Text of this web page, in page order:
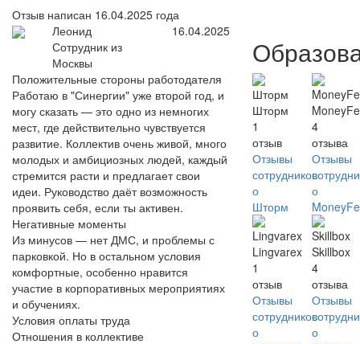
Отзыв написан 16.04.2025 года
Леонид
Сотрудник из
Москвы
16.04.2025
Положительные стороны работодателя
Работаю в "Синергии" уже второй год, и
могу сказать — это одно из немногих
мест, где действительно чувствуется
развитие. Коллектив очень живой, много
молодых и амбициозных людей, каждый
стремится расти и предлагает свои
идеи. Руководство даёт возможность
проявить себя, если ты активен.
Негативные моменты
Из минусов — нет ДМС, и проблемы с
парковкой. Но в остальном условия
комфортные, особенно нравится
участие в корпоративных мероприятиях
и обучениях.
Условия оплаты труда
Отношения в коллективе
Шторм
1
отзыв
Отзывы
сотрудников
о
Шторм
4
отзыва
Отзывы
о
Lingvarex
1
отзыв
Отзывы
сотрудников
о
Skillbox
4
отзыва
Отзывы
о